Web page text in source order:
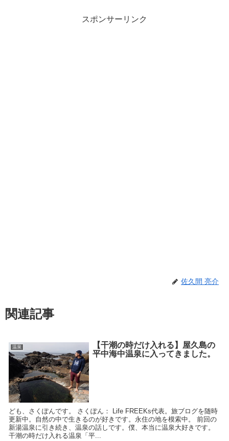
スポンサーリンク
佐久間 亮介
関連記事
温泉
【干潮の時だけ入れる】屋久島の
平中海中温泉に入ってきました。
ども、さくぽんです。 さくぽん： Life FREEKs代表。旅ブログを随時
更新中。自然の中で生きるのが好きです。永住の地を模索中。 前回の
新湯温泉に引き続き、温泉の話しです。僕、本当に温泉大好きです。
干潮の時だけ入れる温泉「平...